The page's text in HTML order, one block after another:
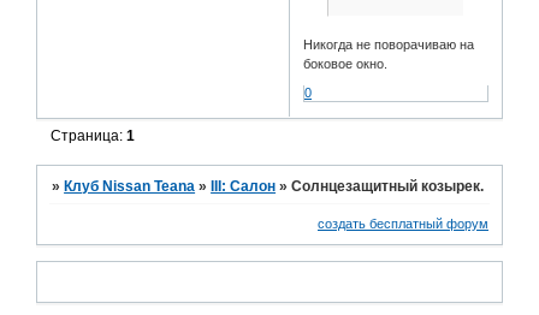
Никогда не поворачиваю на
боковое окно.
0
Страница:1
»Клуб Nissan Teana »III: Салон »Солнцезащитный козырек.
создать бесплатный форум